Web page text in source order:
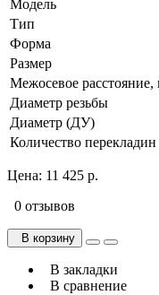
Модель
Тип
Форма
Размер
Межосевое
Диаметр резьбы
Диаметр (ДУ)
Количество перекладин
Цена: 11 425 р.
0 отзывов
В корзину
В закладки
В сравнение